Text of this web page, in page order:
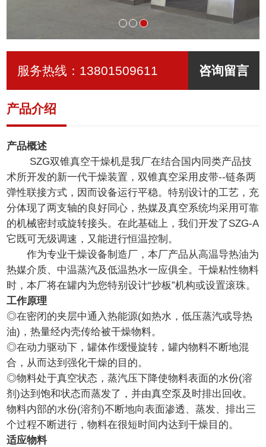
服务热线： 13801509611 咨询留言
产品介绍
产品概述
SZG双锥真空干燥机是我厂在结合国内同类产品技
术所开发的新一代干燥装置，双锥真空采用皮带--链条两
弹性联接方式，因而设备运行平稳。特别设计的工艺，充
分体现了两支轴的良好同心，热媒及真空系统均采用可靠
的机械密封或旋转接头。在此基础上，我们开发了SZG-A
它既可无级调速，又能进行恒温控制。
作为专业干燥设备制造厂，本厂产品从高温导热油为
热媒介质、中温蒸汽及低温热水一应俱全。干燥粘性物料
时，本厂将在罐内为您特别设计“抄板”机构或设置滚珠。
工作原理
◎在密闭的夹层中通入热能源(如热水，低压蒸汽或导热
油)，热量经内壳传给被干燥物料。
◎在动力驱动下，罐体作缓慢旋转，罐内物料不断地混
合，从而达到强化干燥的目的。
◎物料处于真空状态，蒸汽压下降使物料表面的水份(溶
剂)达到饱和状态而蒸发了，并由真空泵及时排出回收。
物料内部的水份(溶剂)不断地向表面渗透、蒸发、排出三
个过程不断进行，物料在很短时间内达到干燥目的。
适应物料